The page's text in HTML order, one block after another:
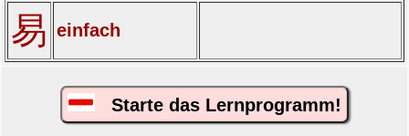
易 einfach
Starte das Lernprogramm!